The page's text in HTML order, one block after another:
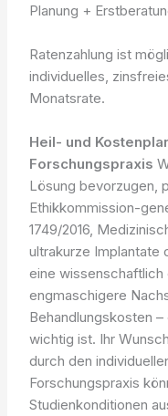
Planung +
Ratenzahlung ist
individuelles,
Monatsrate.
Heil- und
Forschungspraxis
Lösung bevorzugen,
Ethikkommission-
1749/2016,
ultrakurze Implantate
eine
engmaschigere
Behandlungskosten
wichtig ist. Ihr
durch den
Forschungspraxis
Studienkonditionen